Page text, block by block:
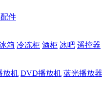
件
冰箱 冷冻柜 酒柜 冰吧 遥控器
放机 DVD播放机 蓝光播放器